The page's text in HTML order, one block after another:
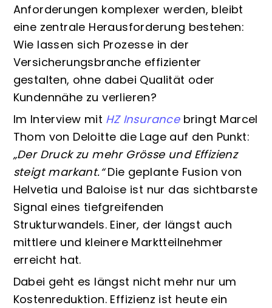
Anforderungen komplexer werden, bleibt
eine zentrale Herausforderung bestehen:
Wie lassen sich Prozesse in der
Versicherungsbranche effizienter
gestalten, ohne dabei Qualität oder
Kundennähe zu verlieren?
Im Interview mit HZ Insurancebringt Marcel
Thom von Deloitte die Lage auf den Punkt:
„Der Druck zu mehr Grösse und Effizienz
steigt markant.“Die geplante Fusion von
Helvetia und Baloise ist nur das sichtbarste
Signal eines tiefgreifenden
Strukturwandels. Einer, der längst auch
mittlere und kleinere Marktteilnehmer
erreicht hat.
Dabei geht es längst nicht mehr nur um
Kostenreduktion. Effizienz ist heute ein